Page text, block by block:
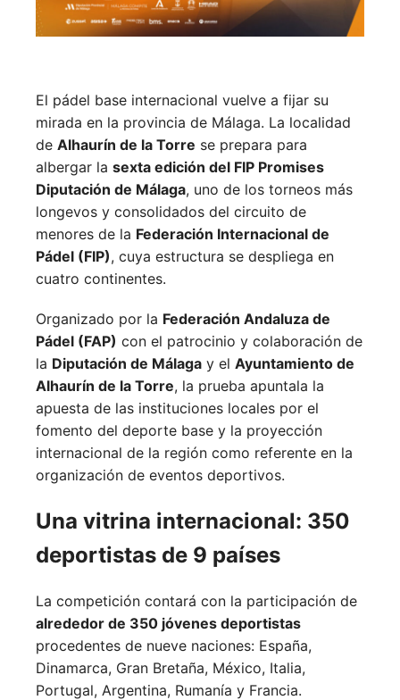
El pádel base internacional vuelve a fijar su
mirada en la provincia de Málaga. La localidad
de Alhaurín de la Torre se prepara para
albergar la sexta edición del FIP Promises
Diputación de Málaga, uno de los torneos más
longevos y consolidados del circuito de
menores de la Federación Internacional de
Pádel (FIP), cuya estructura se despliega en
cuatro continentes.
Organizado por la Federación Andaluza de
Pádel (FAP) con el patrocinio y colaboración de
la Diputación de Málaga y el Ayuntamiento de
Alhaurín de la Torre, la prueba apuntala la
apuesta de las instituciones locales por el
fomento del deporte base y la proyección
internacional de la región como referente en la
organización de eventos deportivos.
Una vitrina internacional: 350
deportistas de 9 países
La competición contará con la participación de
alrededor de 350 jóvenes deportistas
procedentes de nueve naciones: España,
Dinamarca, Gran Bretaña, México, Italia,
Portugal, Argentina, Rumanía y Francia.